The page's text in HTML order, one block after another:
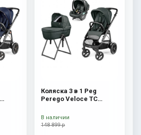
Коляска 3 в 1 Peg
Perego Veloce TC
New
148 899 р
В наличии